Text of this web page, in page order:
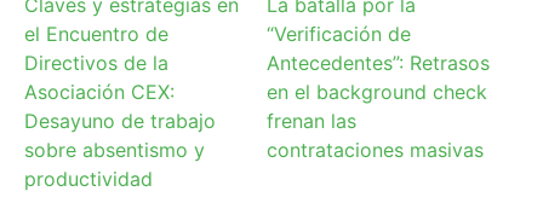
Claves y estrategias en
el Encuentro de
Directivos de la
Asociación CEX:
Desayuno de trabajo
sobre absentismo y
productividad
La batalla por la
“Verificación de
Antecedentes”: Retrasos
en el background check
frenan las
contrataciones masivas